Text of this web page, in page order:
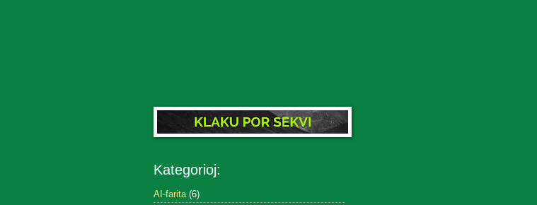
Kategorioj:
AI-farita (6)